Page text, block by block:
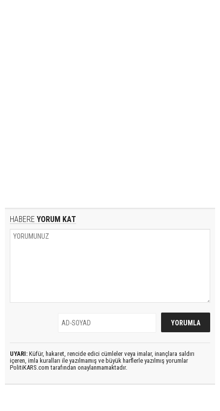
HABERE YORUM KAT
UYARI: Küfür, hakaret, rencide edici cümleler veya imalar, inançlara saldırı
içeren, imla kuralları ile yazılmamış ve büyük harflerle yazılmış yorumlar
PolitiKARS.com tarafından onaylanmamaktadır.